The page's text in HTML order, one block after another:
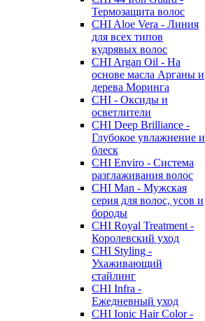
Термозащита волос
CHI Aloe Vera - Линия
для всех типов
кудрявых волос
CHI Argan Oil - На
основе масла Арганы и
дерева Моринга
CHI - Оксиды и
осветлители
CHI Deep Brilliance -
Глубокое увлажнение и
блеск
CHI Enviro - Система
разглаживания волос
CHI Man - Мужская
серия для волос, усов и
бороды
CHI Royal Treatment -
Королевский уход
CHI Styling -
Ухаживающий
стайлинг
CHI Infra -
Ежедневный уход
CHI Ionic Hair Color -